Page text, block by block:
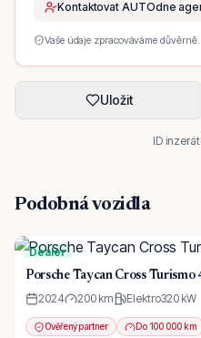
Kontaktovat AUTOdne
Vaše údaje zpracováváme důvěrně.
Uložit
ID
Podobná vozidla
Dealer
Porsche Taycan Cross
2024 200 km Elektro320 kW
Ověřený partner Do 100 000 km